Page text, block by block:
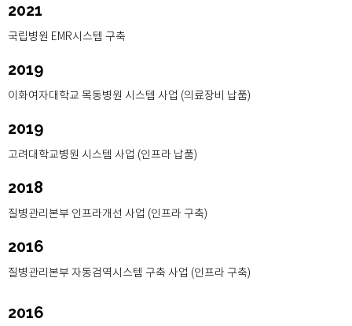
2021
국립병원 EMR시스템 구축
2019
이화여자대학교 목동병원 시스템 사업 (의료장비 납품)
2019
고려대학교병원 시스템 사업 (인프라 납품)
2018
질병관리본부 인프라개선 사업 (인프라 구축)
2016
질병관리본부 자동검역시스템 구축 사업 (인프라 구축)
2016